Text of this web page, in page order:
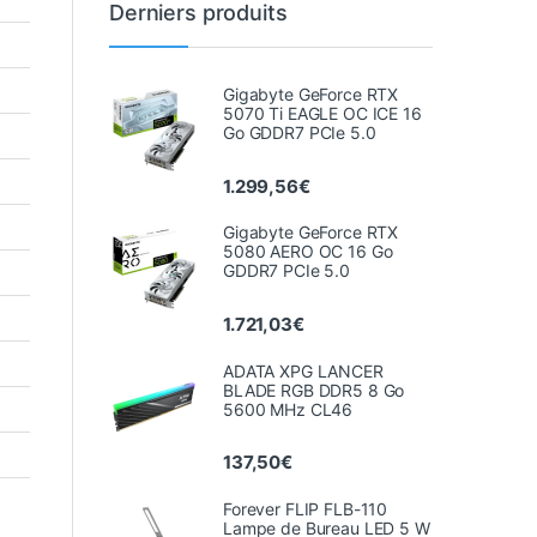
Derniers produits
Gigabyte GeForce RTX
5070 Ti EAGLE OC ICE 16
Go GDDR7 PCIe 5.0
1.299,56€
Gigabyte GeForce RTX
5080 AERO OC 16 Go
GDDR7 PCIe 5.0
1.721,03€
ADATA XPG LANCER
BLADE RGB DDR5 8 Go
5600 MHz CL46
137,50€
Forever FLIP FLB-110
Lampe de Bureau LED 5 W